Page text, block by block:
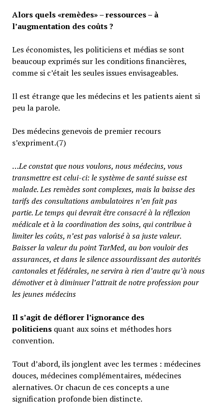
Alors quels «remèdes» – ressources – à
l’augmentation des coûts ?
Les économistes, les politiciens et médias se sont
beaucoup exprimés sur les conditions financières,
comme si c’était les seules issues envisageables.
Il est étrange que les médecins et les patients aient si
peu la parole.
Des médecins genevois de premier recours
s’expriment.(7)
…Le constat que nous voulons, nous médecins, vous
transmettre est celui-ci: le système de santé suisse est
malade. Les remèdes sont complexes, mais la baisse des
tarifs des consultations ambulatoires n’en fait pas
partie.Le temps qui devrait être consacré à la réflexion
médicale et à la coordination des soins, qui contribue à
limiter les coûts, n’est pas valorisé à sa juste valeur.
Baisser la valeur du point TarMed, au bon vouloir des
assurances, et dans le silence assourdissant des autorités
cantonales et fédérales, ne servira à rien d’autre qu’à nous
démotiver et à diminuer l’attrait de notre profession pour
les jeunes médecins
Il s’agit de déflorer l’ignorance des
politiciensquant aux soins et méthodes hors
convention.
Tout d’abord, ils jonglent avec les termes : médecines
douces, médecines complémentaires, médecines
alernatives. Or chacun de ces concepts a une
signification profonde bien distincte.